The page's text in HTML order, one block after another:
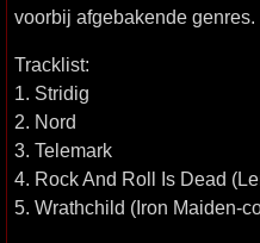
voorbij afgebakende genres.
Tracklist:
1. Stridig
2. Nord
3. Telemark
4. Rock And Roll Is Dead
5. Wrathchild (Iron Maiden-